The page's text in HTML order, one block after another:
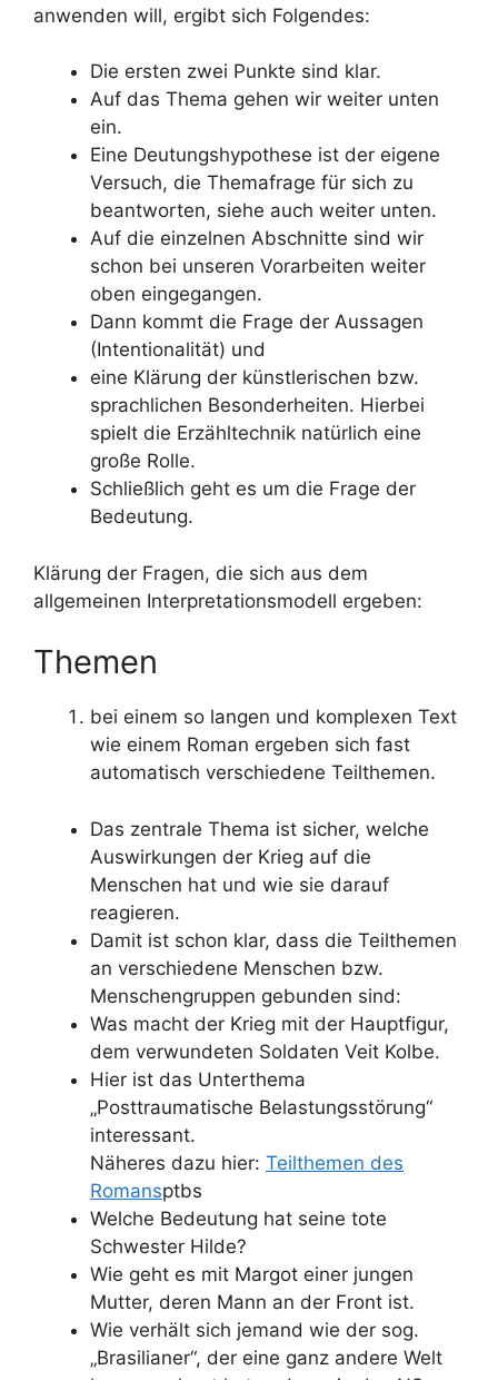
anwenden will, ergibt sich Folgendes:
Die ersten zwei Punkte sind klar.
Auf das Thema gehen wir weiter unten
ein.
Eine Deutungshypothese ist der eigene
Versuch, die Themafrage für sich zu
beantworten, siehe auch weiter unten.
Auf die einzelnen Abschnitte sind wir
schon bei unseren Vorarbeiten weiter
oben eingegangen.
Dann kommt die Frage der Aussagen
(Intentionalität) und
eine Klärung der künstlerischen bzw.
sprachlichen Besonderheiten. Hierbei
spielt die Erzähltechnik natürlich eine
große Rolle.
Schließlich geht es um die Frage der
Bedeutung.
Klärung der Fragen, die sich aus dem
allgemeinen Interpretationsmodell ergeben:
Themen
bei einem so langen und komplexen Text
wie einem Roman ergeben sich fast
automatisch verschiedene Teilthemen.
Das zentrale Thema ist sicher, welche
Auswirkungen der Krieg auf die
Menschen hat und wie sie darauf
reagieren.
Damit ist schon klar, dass die Teilthemen
an verschiedene Menschen bzw.
Menschengruppen gebunden sind:
Was macht der Krieg mit der Hauptfigur,
dem verwundeten Soldaten Veit Kolbe.
Hier ist das Unterthema
„Posttraumatische Belastungsstörung“
interessant.
Näheres dazu hier: Teilthemen des
Romansptbs
Welche Bedeutung hat seine tote
Schwester Hilde?
Wie geht es mit Margot einer jungen
Mutter, deren Mann an der Front ist.
Wie verhält sich jemand wie der sog.
„Brasilianer“, der eine ganz andere Welt